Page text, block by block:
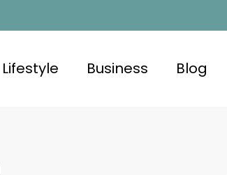
Lifestyle Business Blog